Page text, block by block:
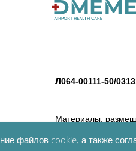
Л064-00111-50/
Материалы,
их в качестве
несёт
файлов cookie, а также